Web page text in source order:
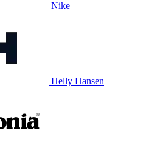
Nike
Helly Hansen